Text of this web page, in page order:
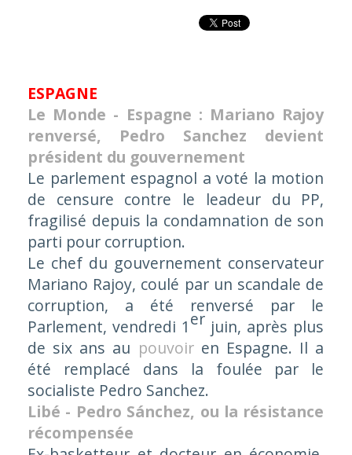
ESPAGNE
Le Monde - Espagne : Mariano Rajoy
renversé, Pedro Sanchez devient
président du gouvernement
Le parlement espagnol a voté la motion
de censure contre le leadeur du PP,
fragilisé depuis la condamnation de son
parti pour corruption.
Le chef du gouvernement conservateur
Mariano Rajoy, coulé par un scandale de
corruption, a été renversé par le
Parlement, vendredi 1er juin, après plus
de six ans au pouvoiren Espagne. Il a
été remplacé dans la foulée par le
socialiste Pedro Sanchez.
Libé - Pedro Sánchez, ou la résistance
récompensée